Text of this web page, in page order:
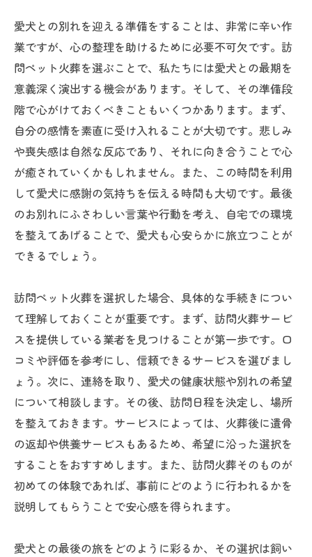
愛犬との別れを迎える準備をすることは、非常に辛い作
業ですが、心の整理を助けるために必要不可欠です。訪
問ペット火葬を選ぶことで、私たちには愛犬との最期を
意義深く演出する機会があります。そして、その準備段
階で心がけておくべきこともいくつかあります。まず、
自分の感情を素直に受け入れることが大切です。悲しみ
や喪失感は自然な反応であり、それに向き合うことで心
が癒されていくかもしれません。また、この時間を利用
して愛犬に感謝の気持ちを伝える時間も大切です。最後
のお別れにふさわしい言葉や行動を考え、自宅での環境
を整えてあげることで、愛犬も心安らかに旅立つことが
できるでしょう。
訪問ペット火葬を選択した場合、具体的な手続きについ
て理解しておくことが重要です。まず、訪問火葬サービ
スを提供している業者を見つけることが第一歩です。口
コミや評価を参考にし、信頼できるサービスを選びまし
ょう。次に、連絡を取り、愛犬の健康状態や別れの希望
について相談します。その後、訪問日程を決定し、場所
を整えておきます。サービスによっては、火葬後に遺骨
の返却や供養サービスもあるため、希望に沿った選択を
することをおすすめします。また、訪問火葬そのものが
初めての体験であれば、事前にどのように行われるかを
説明してもらうことで安心感を得られます。
愛犬との最後の旅をどのように彩るか、その選択は飼い